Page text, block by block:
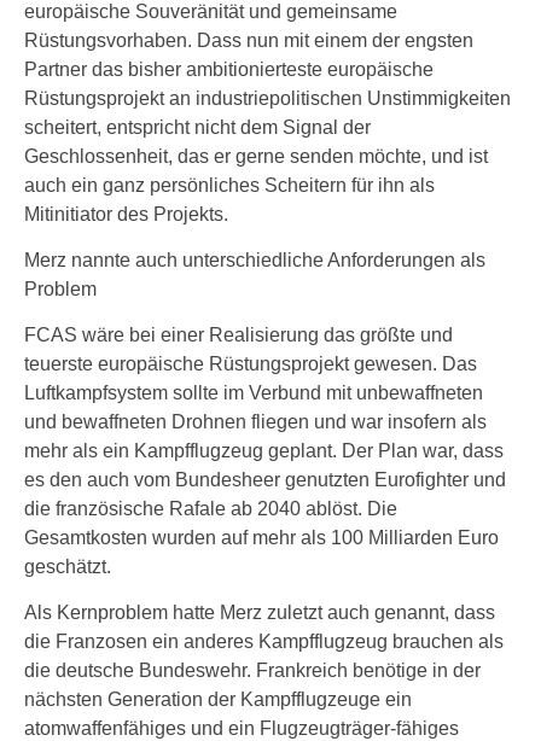
europäische Souveränität und gemeinsame
Rüstungsvorhaben. Dass nun mit einem der engsten
Partner das bisher ambitionierteste europäische
Rüstungsprojekt an industriepolitischen Unstimmigkeiten
scheitert, entspricht nicht dem Signal der
Geschlossenheit, das er gerne senden möchte, und ist
auch ein ganz persönliches Scheitern für ihn als
Mitinitiator des Projekts.
Merz nannte auch unterschiedliche Anforderungen als
Problem
FCAS wäre bei einer Realisierung das größte und
teuerste europäische Rüstungsprojekt gewesen. Das
Luftkampfsystem sollte im Verbund mit unbewaffneten
und bewaffneten Drohnen fliegen und war insofern als
mehr als ein Kampfflugzeug geplant. Der Plan war, dass
es den auch vom Bundesheer genutzten Eurofighter und
die französische Rafale ab 2040 ablöst. Die
Gesamtkosten wurden auf mehr als 100 Milliarden Euro
geschätzt.
Als Kernproblem hatte Merz zuletzt auch genannt, dass
die Franzosen ein anderes Kampfflugzeug brauchen als
die deutsche Bundeswehr. Frankreich benötige in der
nächsten Generation der Kampfflugzeuge ein
atomwaffenfähiges und ein Flugzeugträger-fähiges